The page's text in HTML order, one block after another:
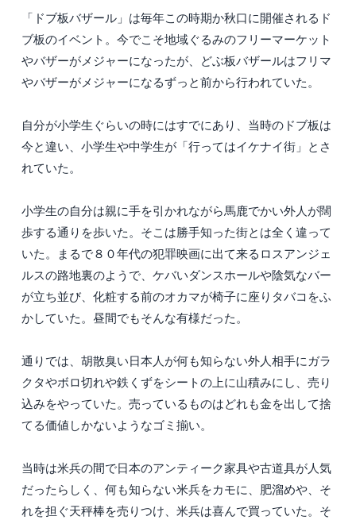
「ドブ板バザール」は毎年この時期か秋口に開催されるド
ブ板のイベント。今でこそ地域ぐるみのフリーマーケット
やバザーがメジャーになったが、どぶ板バザールはフリマ
やバザーがメジャーになるずっと前から行われていた。
自分が小学生ぐらいの時にはすでにあり、当時のドブ板は
今と違い、小学生や中学生が「行ってはイケナイ街」とさ
れていた。
小学生の自分は親に手を引かれながら馬鹿でかい外人が闊
歩する通りを歩いた。そこは勝手知った街とは全く違って
いた。まるで８０年代の犯罪映画に出て来るロスアンジェ
ルスの路地裏のようで、ケバいダンスホールや陰気なバー
が立ち並び、化粧する前のオカマが椅子に座りタバコをふ
かしていた。昼間でもそんな有様だった。
通りでは、胡散臭い日本人が何も知らない外人相手にガラ
クタやボロ切れや鉄くずをシートの上に山積みにし、売り
込みをやっていた。売っているものはどれも金を出して捨
てる価値しかないようなゴミ揃い。
当時は米兵の間で日本のアンティーク家具や古道具が人気
だったらしく、何も知らない米兵をカモに、肥溜めや、そ
れを担ぐ天秤棒を売りつけ、米兵は喜んで買っていた。そ